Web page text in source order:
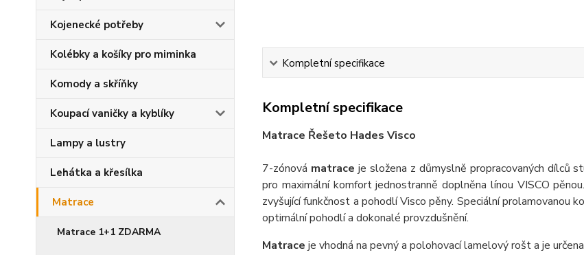
Kojenecké potřeby
Kolébky a košíky pro miminka
Komody a skříňky
Koupací vaničky a kyblíky
Lampy a lustry
Lehátka a křesílka
Matrace
Matrace 1+1 ZDARMA
Kompletní specifikace
Kompletní specifikace
Matrace Řešeto Hades Visco
7-zónová matrace je složena z důmyslně propracovaných dílců
pro maximální komfort jednostranně doplněna línou VISCO
zvyšující funkčnost a pohodlí Visco pěny. Speciální prolamovanou
optimální pohodlí a dokonalé provzdušnění.
Matrace je vhodná na pevný a polohovací lamelový rošt a je